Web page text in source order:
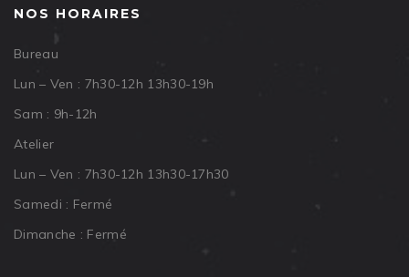
NOS HORAIRES
Bureau
Lun – Ven : 7h30-12h 13h30-19h
Sam : 9h-12h
Atelier
Lun – Ven : 7h30-12h 13h30-17h30
Samedi : Fermé
Dimanche : Fermé